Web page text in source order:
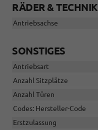
RÄDER & TECHNIK
Antriebsachse
SONSTIGES
Antriebsart
Anzahl Sitzplätze
Anzahl Türen
Codes: Hersteller-Code
Erstzulassung